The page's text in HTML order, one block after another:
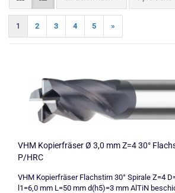
1 2 3 4 5 »
VHM Kopierfräser Ø 3,0 mm Z=4 30°
P/HRC
VHM Kopierfräser Flachstirn 30° Spirale Z=4
l1=6,0 mm L=50 mm d(h5)=3 mm AlTiN